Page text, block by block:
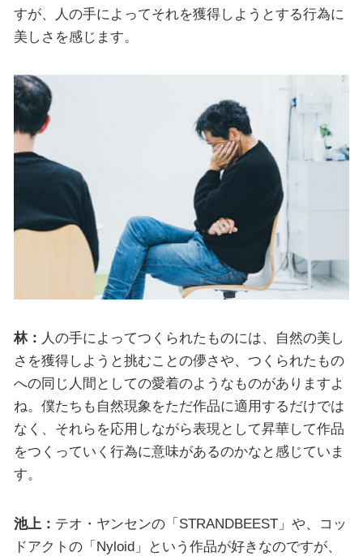
すが、人の手によってそれを獲得しようとする行為に
美しさを感じます。
林： 人の手によってつくられたものには、自然の美し
さを獲得しようと挑むことの儚さや、つくられたもの
への同じ人間としての愛着のようなものがありますよ
ね。僕たちも自然現象をただ作品に適用するだけでは
なく、それらを応用しながら表現として昇華して作品
をつくっていく行為に意味があるのかなと感じていま
す。
池上： テオ・ヤンセンの「STRANDBEEST」や、コッ
ドアクトの「Nyloid」という作品が好きなのですが、